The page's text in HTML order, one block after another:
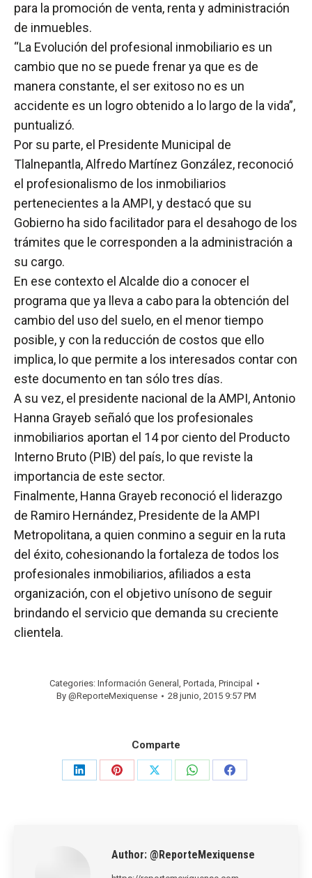
para la promoción de venta, renta y administración
de inmuebles.
“La Evolución del profesional inmobiliario es un
cambio que no se puede frenar ya que es de
manera constante, el ser exitoso no es un
accidente es un logro obtenido a lo largo de la vida”,
puntualizó.
Por su parte, el Presidente Municipal de
Tlalnepantla, Alfredo Martínez González, reconoció
el profesionalismo de los inmobiliarios
pertenecientes a la AMPI, y destacó que su
Gobierno ha sido facilitador para el desahogo de los
trámites que le corresponden a la administración a
su cargo.
En ese contexto el Alcalde dio a conocer el
programa que ya lleva a cabo para la obtención del
cambio del uso del suelo, en el menor tiempo
posible, y con la reducción de costos que ello
implica, lo que permite a los interesados contar con
este documento en tan sólo tres días.
A su vez, el presidente nacional de la AMPI, Antonio
Hanna Grayeb señaló que los profesionales
inmobiliarios aportan el 14 por ciento del Producto
Interno Bruto (PIB) del país, lo que reviste la
importancia de este sector.
Finalmente, Hanna Grayeb reconoció el liderazgo
de Ramiro Hernández, Presidente de la AMPI
Metropolitana, a quien conmino a seguir en la ruta
del éxito, cohesionando la fortaleza de todos los
profesionales inmobiliarios, afiliados a esta
organización, con el objetivo unísono de seguir
brindando el servicio que demanda su creciente
clientela.
Categories: Información General , Portada, Principal
By @ReporteMexiquense 28 junio, 2015 9:57 PM
Comparte
Share
Share
Share
Share
Share
Author: @ReporteMexiquense